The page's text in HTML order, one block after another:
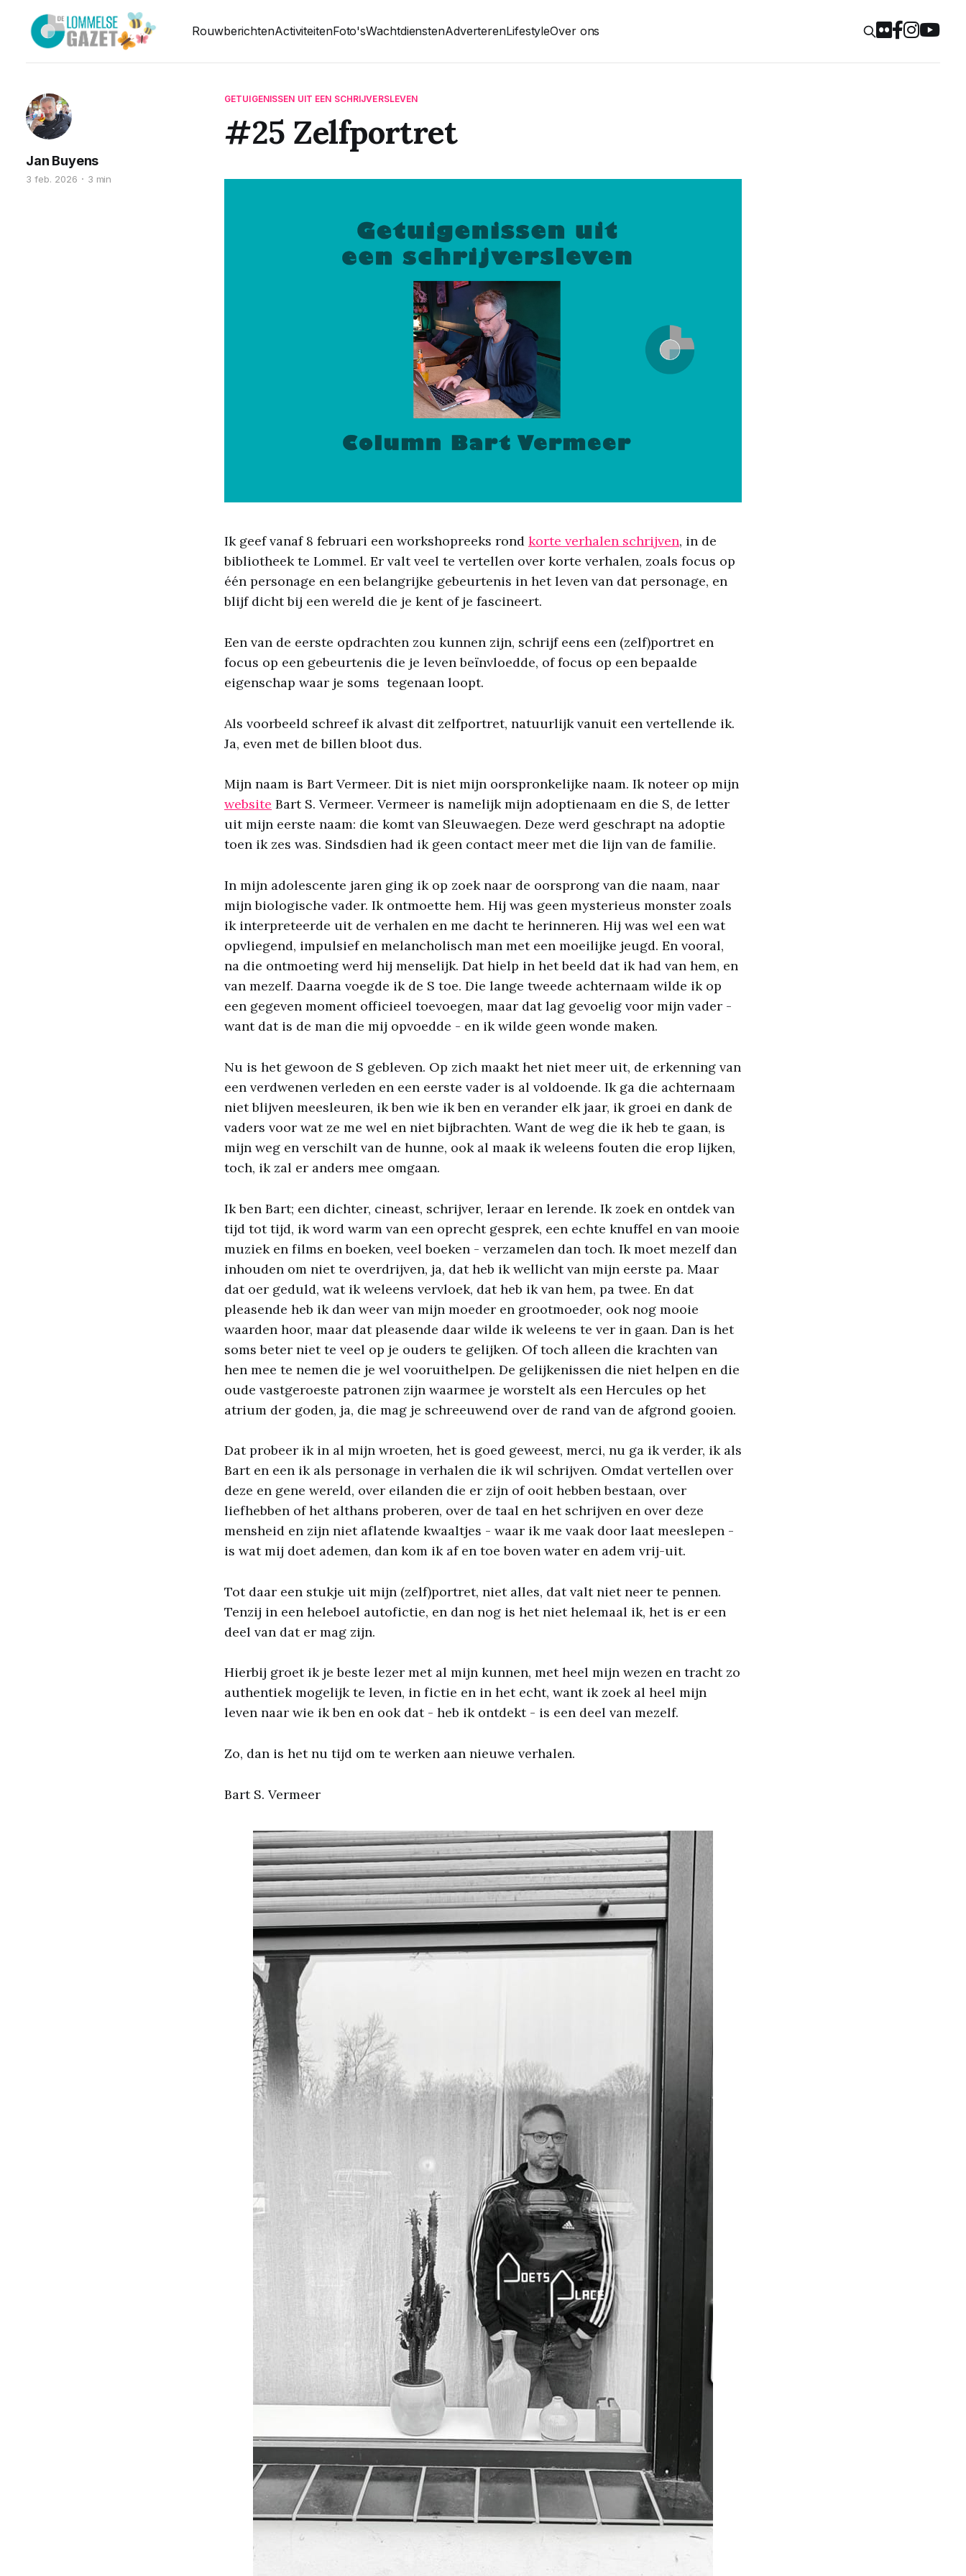
RouwberichtenActiviteitenFoto'sWachtdienstenAdverterenLifestyleOver ons
GETUIGENISSEN UIT EEN SCHRIJVERSLEVEN
#25 Zelfportret
Jan Buyens
3 feb. 2026 3 min
Ik geef vanaf 8 februari een workshopreeks rond korte verhalen schrijven, in de
bibliotheek te Lommel. Er valt veel te vertellen over korte verhalen, zoals focus op
één personage en een belangrijke gebeurtenis in het leven van dat personage, en
blijf dicht bij een wereld die je kent of je fascineert.
Een van de eerste opdrachten zou kunnen zijn, schrijf eens een (zelf)portret en
focus op een gebeurtenis die je leven beïnvloedde, of focus op een bepaalde
eigenschap waar je soms tegenaan loopt.
Als voorbeeld schreef ik alvast dit zelfportret, natuurlijk vanuit een vertellende ik.
Ja, even met de billen bloot dus.
Mijn naam is Bart Vermeer. Dit is niet mijn oorspronkelijke naam. Ik noteer op mijn
website Bart S. Vermeer. Vermeer is namelijk mijn adoptienaam en die S, de letter
uit mijn eerste naam: die komt van Sleuwaegen. Deze werd geschrapt na adoptie
toen ik zes was. Sindsdien had ik geen contact meer met die lijn van de familie.
In mijn adolescente jaren ging ik op zoek naar de oorsprong van die naam, naar
mijn biologische vader. Ik ontmoette hem. Hij was geen mysterieus monster zoals
ik interpreteerde uit de verhalen en me dacht te herinneren. Hij was wel een wat
opvliegend, impulsief en melancholisch man met een moeilijke jeugd. En vooral,
na die ontmoeting werd hij menselijk. Dat hielp in het beeld dat ik had van hem, en
van mezelf. Daarna voegde ik de S toe. Die lange tweede achternaam wilde ik op
een gegeven moment officieel toevoegen, maar dat lag gevoelig voor mijn vader -
want dat is de man die mij opvoedde - en ik wilde geen wonde maken.
Nu is het gewoon de S gebleven. Op zich maakt het niet meer uit, de erkenning van
een verdwenen verleden en een eerste vader is al voldoende. Ik ga die achternaam
niet blijven meesleuren, ik ben wie ik ben en verander elk jaar, ik groei en dank de
vaders voor wat ze me wel en niet bijbrachten. Want de weg die ik heb te gaan, is
mijn weg en verschilt van de hunne, ook al maak ik weleens fouten die erop lijken,
toch, ik zal er anders mee omgaan.
Ik ben Bart; een dichter, cineast, schrijver, leraar en lerende. Ik zoek en ontdek van
tijd tot tijd, ik word warm van een oprecht gesprek, een echte knuffel en van mooie
muziek en films en boeken, veel boeken - verzamelen dan toch. Ik moet mezelf dan
inhouden om niet te overdrijven, ja, dat heb ik wellicht van mijn eerste pa. Maar
dat oer geduld, wat ik weleens vervloek, dat heb ik van hem, pa twee. En dat
pleasende heb ik dan weer van mijn moeder en grootmoeder, ook nog mooie
waarden hoor, maar dat pleasende daar wilde ik weleens te ver in gaan. Dan is het
soms beter niet te veel op je ouders te gelijken. Of toch alleen die krachten van
hen mee te nemen die je wel vooruithelpen. De gelijkenissen die niet helpen en die
oude vastgeroeste patronen zijn waarmee je worstelt als een Hercules op het
atrium der goden, ja, die mag je schreeuwend over de rand van de afgrond gooien.
Dat probeer ik in al mijn wroeten, het is goed geweest, merci, nu ga ik verder, ik als
Bart en een ik als personage in verhalen die ik wil schrijven. Omdat vertellen over
deze en gene wereld, over eilanden die er zijn of ooit hebben bestaan, over
liefhebben of het althans proberen, over de taal en het schrijven en over deze
mensheid en zijn niet aflatende kwaaltjes - waar ik me vaak door laat meeslepen -
is wat mij doet ademen, dan kom ik af en toe boven water en adem vrij-uit.
Tot daar een stukje uit mijn (zelf)portret, niet alles, dat valt niet neer te pennen.
Tenzij in een heleboel autofictie, en dan nog is het niet helemaal ik, het is er een
deel van dat er mag zijn.
Hierbij groet ik je beste lezer met al mijn kunnen, met heel mijn wezen en tracht zo
authentiek mogelijk te leven, in fictie en in het echt, want ik zoek al heel mijn
leven naar wie ik ben en ook dat - heb ik ontdekt - is een deel van mezelf.
Zo, dan is het nu tijd om te werken aan nieuwe verhalen.
Bart S. Vermeer